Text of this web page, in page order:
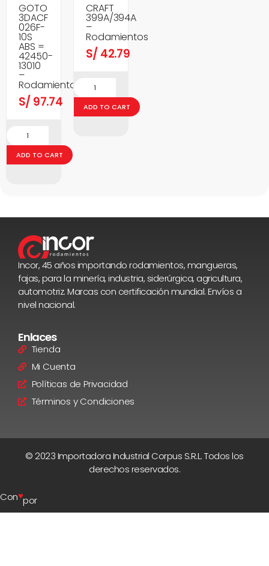
GOTO
3DACF
026F-
10S
ABS =
42450-
13010
–
Rodamientos
S/ 97.74
ADD TO CART
CRAFT
399A/394A
–
Rodamientos
S/ 42.79
ADD TO CART
Incor, 45 años importando rodamientos, mangueras,
fajas, para la minería, industria, siderúrgica, agricultura,
automotriz. Marcas con certificación mundial. Envíos a
nivel nacional.
Enlaces
Tienda
Mi Cuenta
Políticas de Privacidad
Términos y Condiciones
© 2023 Importadora Industrial Corpus S.R.L. Todos los
derechos reservados.
Con♥por